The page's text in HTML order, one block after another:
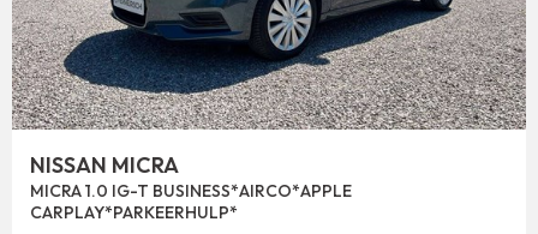
NISSAN MICRA
MICRA 1.0 IG-T BUSINESS*AIRCO*APPLE
CARPLAY*PARKEERHULP*